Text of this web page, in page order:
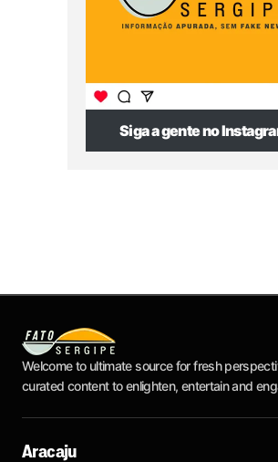
Siga a gente no
Welcome to ultimate source for fresh
curated content to enlighten, entertain and
Aracaju